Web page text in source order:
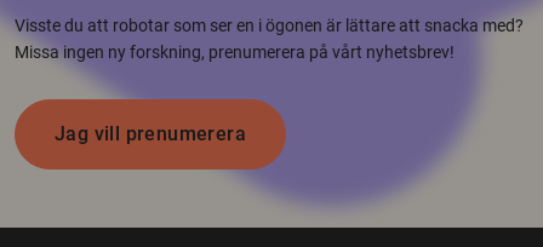
Visste du att robotar som ser en i ögonen är lättare att snacka med?
Missa ingen ny forskning, prenumerera på vårt nyhetsbrev!
Jag vill prenumerera